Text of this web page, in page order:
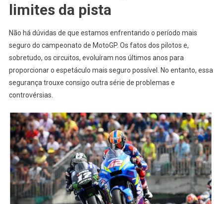
limites da pista
Não há dúvidas de que estamos enfrentando o período mais
seguro do campeonato de MotoGP. Os fatos dos pilotos e,
sobretudo, os circuitos, evoluíram nos últimos anos para
proporcionar o espetáculo mais seguro possível. No entanto, essa
segurança trouxe consigo outra série de problemas e
controvérsias.